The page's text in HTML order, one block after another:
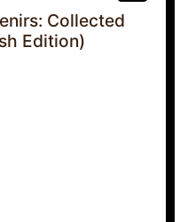
Collected
Edition)